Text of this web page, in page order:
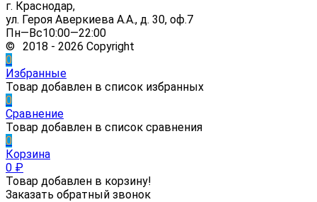
г. Краснодар,
ул. Героя Аверкиева А.А., д. 30, оф.7
Пн—Вс10:00—22:00
© 2018 - 2026 Copyright
0
Избранные
Товар добавлен в список избранных
0
Сравнение
Товар добавлен в список сравнения
0
Корзина
0 ₽
Товар добавлен в корзину!
Заказать обратный звонок